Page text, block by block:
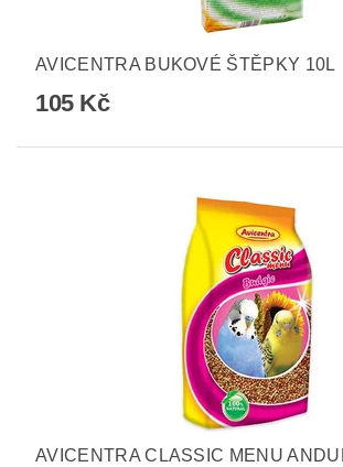
AVICENTRA BUKOVÉ ŠTĚPKY 10L
105 Kč
AVICENTRA CLASSIC MENU